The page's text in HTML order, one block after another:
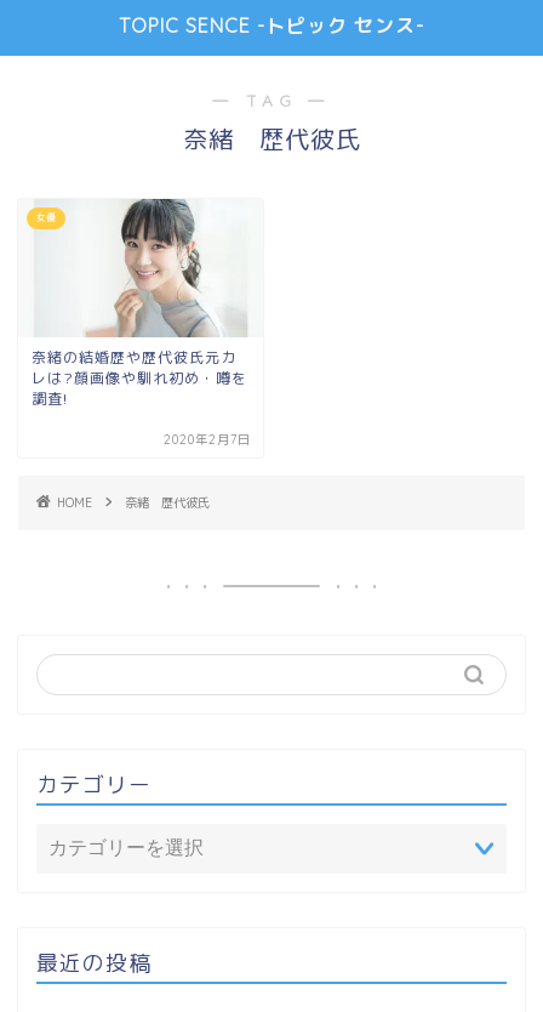
TOPIC SENCE -トピック センス-
― TAG ―
奈緒 歴代彼氏
女優
奈緒の結婚歴や歴代彼氏元カ
レは?顔画像や馴れ初め・噂を
調査!
2020年2月7日
HOME 奈緒 歴代彼氏
カテゴリー
最近の投稿